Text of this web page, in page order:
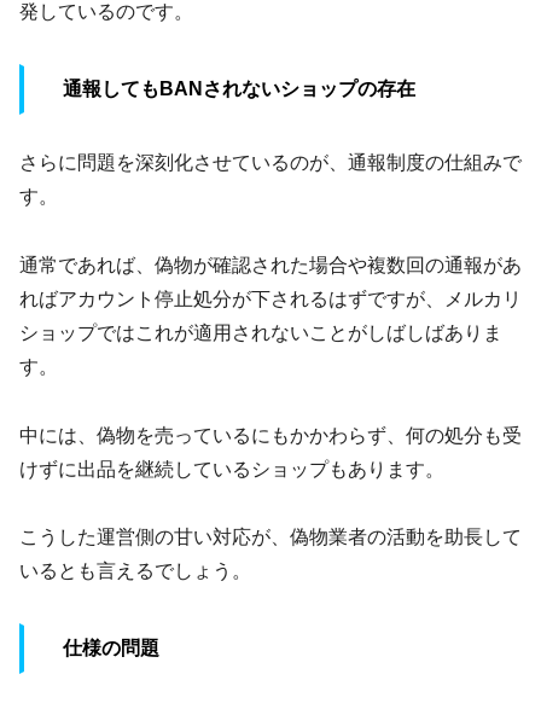
発しているのです。
通報してもBANされないショップの存在
さらに問題を深刻化させているのが、通報制度の仕組みで
す。
通常であれば、偽物が確認された場合や複数回の通報があ
ればアカウント停止処分が下されるはずですが、メルカリ
ショップではこれが適用されないことがしばしばありま
す。
中には、偽物を売っているにもかかわらず、何の処分も受
けずに出品を継続しているショップもあります。
こうした運営側の甘い対応が、偽物業者の活動を助長して
いるとも言えるでしょう。
仕様の問題